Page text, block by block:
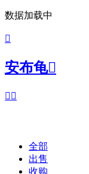
数据加载中

安布龟
 
全部
出售
收购